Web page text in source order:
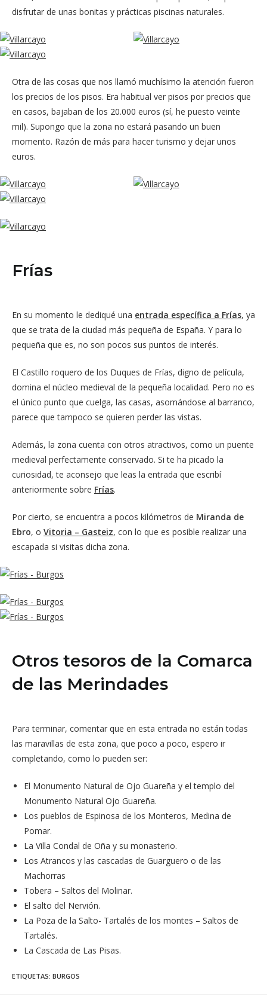
disfrutar de unas bonitas y prácticas piscinas naturales.
Otra de las cosas que nos llamó muchísimo la atención fueron
los precios de los pisos. Era habitual ver pisos por precios que
en casos, bajaban de los 20.000 euros (sí, he puesto veinte
mil). Supongo que la zona no estará pasando un buen
momento. Razón de más para hacer turismo y dejar unos
euros.
Frías
En su momento le dediqué una entrada específica a Frías, ya
que se trata de la ciudad más pequeña de España. Y para lo
pequeña que es, no son pocos sus puntos de interés.
El Castillo roquero de los Duques de Frías, digno de película,
domina el núcleo medieval de la pequeña localidad. Pero no es
el único punto que cuelga, las casas, asomándose al barranco,
parece que tampoco se quieren perder las vistas.
Además, la zona cuenta con otros atractivos, como un puente
medieval perfectamente conservado. Si te ha picado la
curiosidad, te aconsejo que leas la entrada que escribí
anteriormente sobre Frías.
Por cierto, se encuentra a pocos kilómetros de Miranda de
Ebro, o Vitoria – Gasteiz, con lo que es posible realizar una
escapada si visitas dicha zona.
Otros tesoros de la Comarca
de las Merindades
Para terminar, comentar que en esta entrada no están todas
las maravillas de esta zona, que poco a poco, espero ir
completando, como lo pueden ser:
El Monumento Natural de Ojo Guareña y el templo del
Monumento Natural Ojo Guareña.
Los pueblos de Espinosa de los Monteros, Medina de
Pomar.
La Villa Condal de Oña y su monasterio.
Los Atrancos y las cascadas de Guarguero o de las
Machorras
Tobera – Saltos del Molinar.
El salto del Nervión.
La Poza de la Salto- Tartalés de los montes – Saltos de
Tartalés.
La Cascada de Las Pisas.
ETIQUETAS: BURGOS